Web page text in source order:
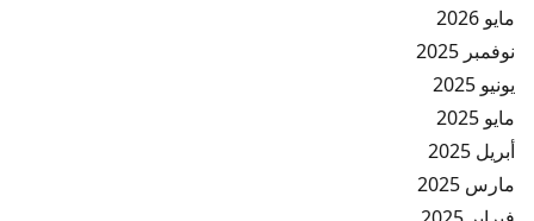
مايو 2026
نوفمبر 2025
يونيو 2025
مايو 2025
أبريل 2025
مارس 2025